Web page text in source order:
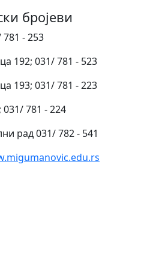
бројеви
- 253
192; 031/ 781 - 523
193; 031/ 781 - 223
781 - 224
рад 031/ 782 - 541